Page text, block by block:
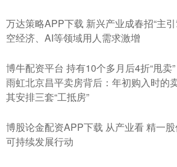
万达策略APP下载 新兴产业成春招“主引
空经济、AI等领域用人需求激增
博牛配资平台 持有10个多月后4折“甩卖
雨虹北京昌平卖房背后：年初购入时的
其安排三套“工抵房”
博股论金配资APP下载 从产业看 精一
可持续发展行动